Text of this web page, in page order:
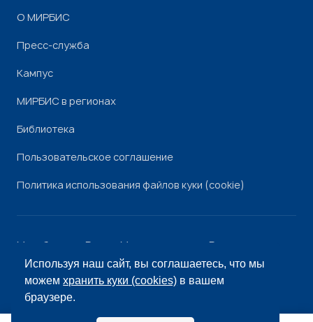
Используя наш сайт, вы соглашаетесь, что мы
можемхранить куки (cookies) в вашем
браузере.
О МИРБИС
Пресс-служба
Кампус
МИРБИС в регионах
Библиотека
Пользовательское соглашение
Политика использования файлов куки (cookie)
Минобрнауки России Минпросвещения России
РоскомнадзорРособрнадзор
© «МИРБИС», 2026